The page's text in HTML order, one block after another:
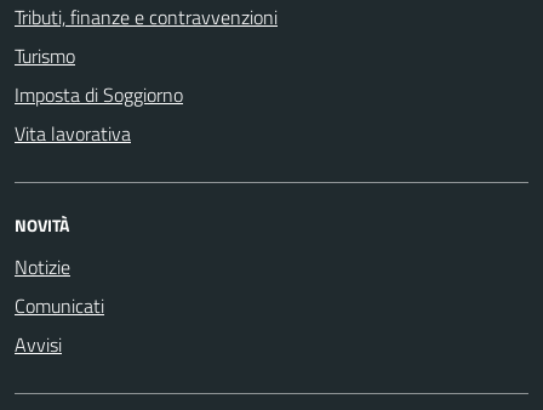
Tributi, finanze e contravvenzioni
Turismo
Imposta di Soggiorno
Vita lavorativa
NOVITÀ
Notizie
Comunicati
Avvisi